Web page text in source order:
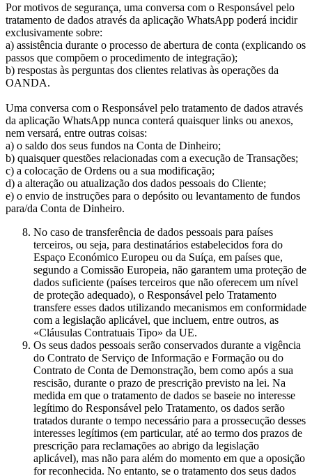
Por motivos de segurança, uma conversa com o Responsável pelo
tratamento de dados através da aplicação WhatsApp poderá incidir
exclusivamente sobre:
a) assistência durante o processo de abertura de conta (explicando os
passos que compõem o procedimento de integração);
b) respostas às perguntas dos clientes relativas às operações da
OANDA.
Uma conversa com o Responsável pelo tratamento de dados através
da aplicação WhatsApp nunca conterá quaisquer links ou anexos,
nem versará, entre outras coisas:
a) o saldo dos seus fundos na Conta de Dinheiro;
b) quaisquer questões relacionadas com a execução de Transações;
c) a colocação de Ordens ou a sua modificação;
d) a alteração ou atualização dos dados pessoais do Cliente;
e) o envio de instruções para o depósito ou levantamento de fundos
para/da Conta de Dinheiro.
No caso de transferência de dados pessoais para países
terceiros, ou seja, para destinatários estabelecidos fora do
Espaço Económico Europeu ou da Suíça, em países que,
segundo a Comissão Europeia, não garantem uma proteção de
dados suficiente (países terceiros que não oferecem um nível
de proteção adequado), o Responsável pelo Tratamento
transfere esses dados utilizando mecanismos em conformidade
com a legislação aplicável, que incluem, entre outros, as
«Cláusulas Contratuais Tipo» da UE.
Os seus dados pessoais serão conservados durante a vigência
do Contrato de Serviço de Informação e Formação ou do
Contrato de Conta de Demonstração, bem como após a sua
rescisão, durante o prazo de prescrição previsto na lei. Na
medida em que o tratamento de dados se baseie no interesse
legítimo do Responsável pelo Tratamento, os dados serão
tratados durante o tempo necessário para a prossecução desses
interesses legítimos (em particular, até ao termo dos prazos de
prescrição para reclamações ao abrigo da legislação
aplicável), mas não para além do momento em que a oposição
for reconhecida. No entanto, se o tratamento dos seus dados